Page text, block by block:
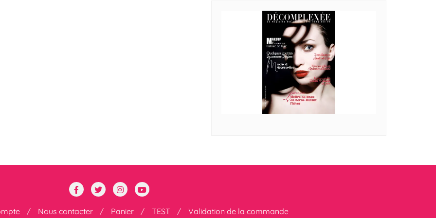
Nous contacter Panier TEST Validation de la commande